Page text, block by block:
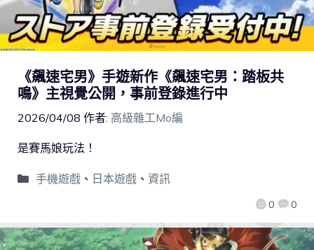
《飆速宅男》手遊新作《飆速宅男：踏板共
鳴》主視覺公開，事前登錄進行中
2026/04/08 作者: 高級雜工Mo編
0 0
是賽馬娘玩法！
手機遊戲、 日本遊戲、 資訊